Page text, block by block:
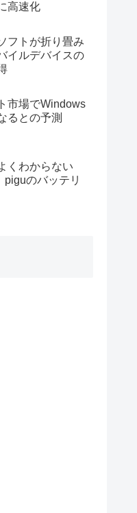
高速化
フトが折り畳み
イルデバイスの
市場でWindows
るとの予測
くわからない
のバッテリ